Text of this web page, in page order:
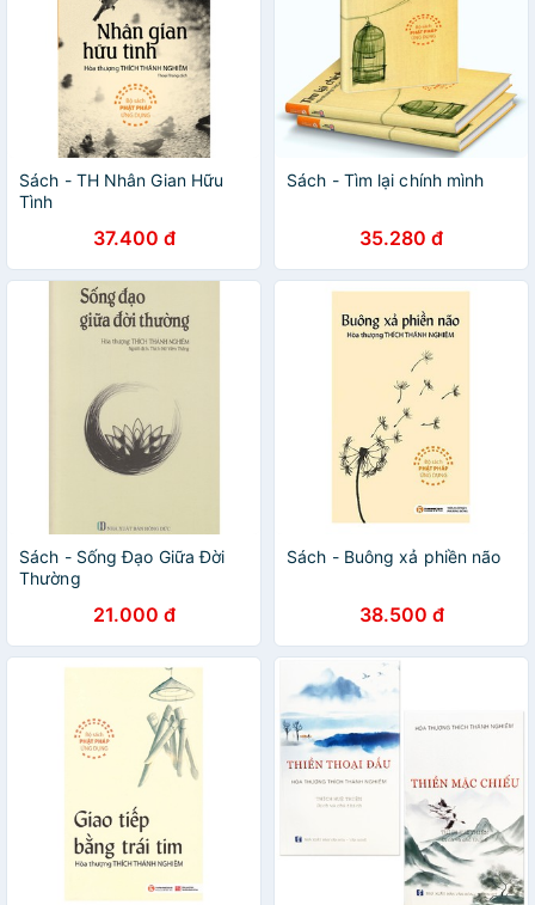
Sách - TH Nhân Gian Hữu
Tình
37.400 đ
Sách - Tìm lại chính mình
35.280 đ
Sách - Sống Đạo Giữa Đời
Thường
21.000 đ
Sách - Buông xả phiền não
38.500 đ